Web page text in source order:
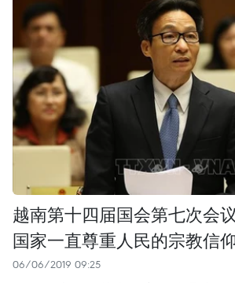
越南第十四届国会第七次会
国家一直尊重人民的宗教信
06/06/2019 09:25